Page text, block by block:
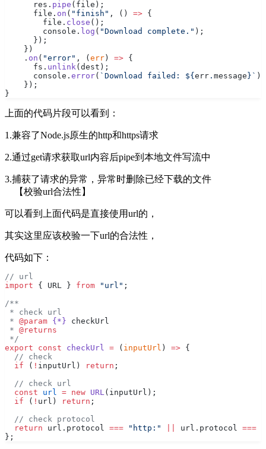
      res.
pipe (file);
      file.
on ( "finish" , () => {
        file.
close ();
        console.
log ( "Download complete." );
      });
    })
    .
on ( "error" , ( err ) => {
      fs.
unlink (dest);
      console.
error( `Download failed: ${ err . message }` );
    });
}
上面的代码片段可以看到：
1.兼容了Node.js原生的http和https请求
2.通过get请求获取url内容后pipe到本地文件写流中
3.捕获了请求的异常，异常时删除已经下载的文件
【校验url合法性】
可以看到上面代码是直接使用url的，
其实这里应该校验一下url的合法性，
代码如下：
// url
import { URL } from "url" ;
/**
* check url
* @param {*} checkUrl
* @returns
*/
export const checkUrl = ( inputUrl ) => {
  // check
  if
( ! inputUrl) return ;
  // check url
  const
url = new URL (inputUrl);
  if
( ! url) return ;
  // check protocol
  return
url.protocol === "http:" url.protocol ===
};